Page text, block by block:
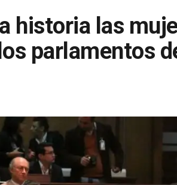
historia las
parlamentos